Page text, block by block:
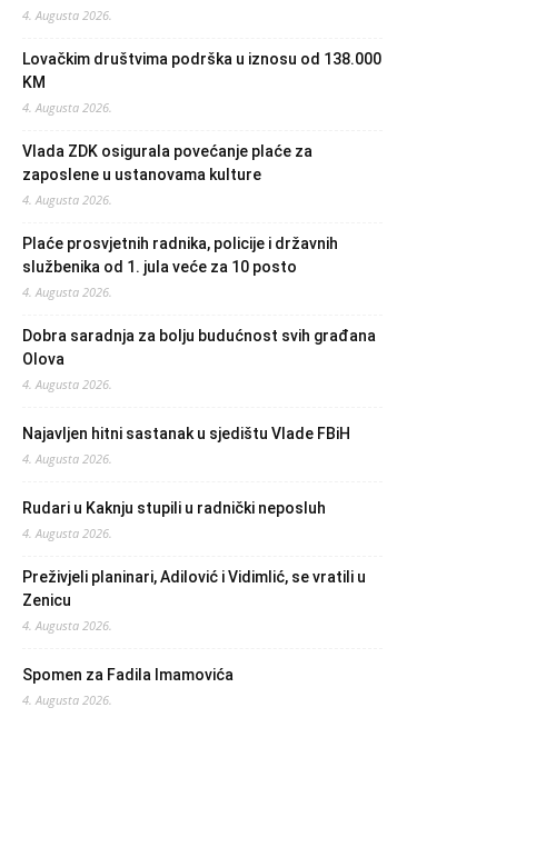
4. Augusta 2026.
Lovačkim društvima podrška u iznosu od 138.000
KM
4. Augusta 2026.
Vlada ZDK osigurala povećanje plaće za
zaposlene u ustanovama kulture
4. Augusta 2026.
Plaće prosvjetnih radnika, policije i državnih
službenika od 1. jula veće za 10 posto
4. Augusta 2026.
Dobra saradnja za bolju budućnost svih građana
Olova
4. Augusta 2026.
Najavljen hitni sastanak u sjedištu Vlade FBiH
4. Augusta 2026.
Rudari u Kaknju stupili u radnički neposluh
4. Augusta 2026.
Preživjeli planinari, Adilović i Vidimlić, se vratili u
Zenicu
4. Augusta 2026.
Spomen za Fadila Imamovića
4. Augusta 2026.